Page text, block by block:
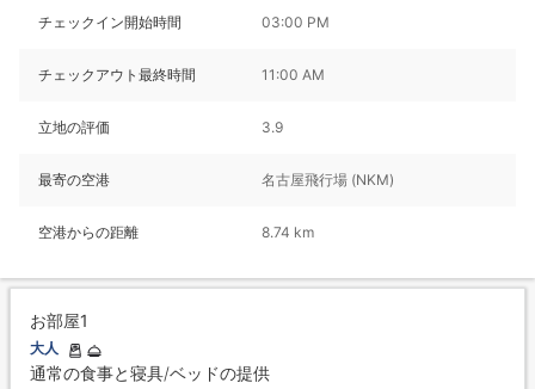
チェックイン開始時間 03:00 PM
チェックアウト最終時間 11:00 AM
立地の評価 3.9
最寄の空港 名古屋飛行場 (NKM)
空港からの距離 8.74 km
お部屋1
大人
通常の食事と寝具/ベッドの提供